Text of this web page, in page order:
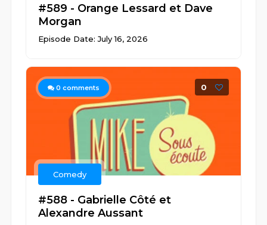
#589 - Orange Lessard et Dave
Morgan
Episode Date: July 16, 2026
0 comments 0
Comedy
#588 - Gabrielle Côté et
Alexandre Aussant